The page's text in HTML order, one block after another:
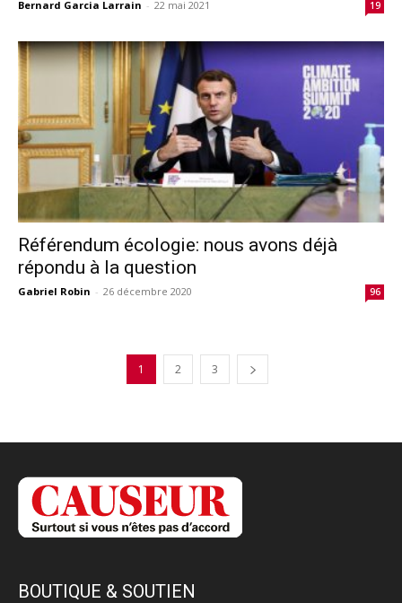
Bernard Garcia Larrain - 22 mai 2021 19
Référendum écologie: nous avons déjà
répondu à la question
Gabriel Robin - 26 décembre 2020 96
1 2 3
BOUTIQUE & SOUTIEN